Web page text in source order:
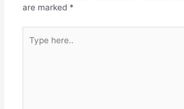
are marked *
here..